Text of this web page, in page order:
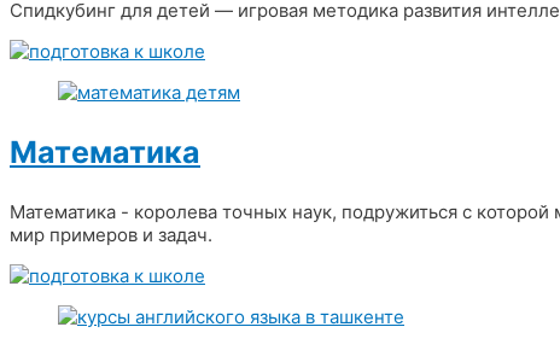
Спидкубинг для детей — игровая методика развития
Математика
Математика - королева точных наук, подружиться с
мир примеров и задач.